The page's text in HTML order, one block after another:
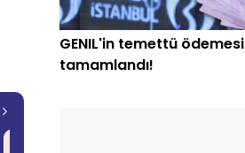
GENIL'in temettü ödemesi
tamamlandı!